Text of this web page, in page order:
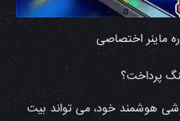
ماینر اختصاصی
پرداخت؟
هوشمند خود، می تواند بیت